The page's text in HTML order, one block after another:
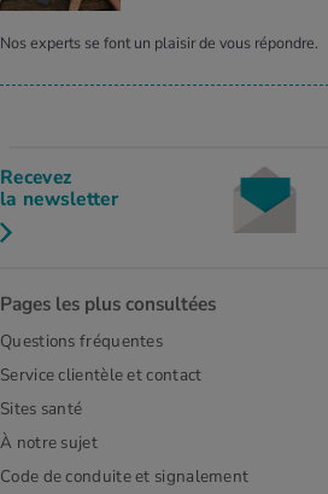
Nos experts se font un plaisir de vous répondre.
Recevez
la newsletter
Pages les plus consultées
Questions fréquentes
Service clientèle et contact
Sites santé
À notre sujet
Code de conduite et signalement